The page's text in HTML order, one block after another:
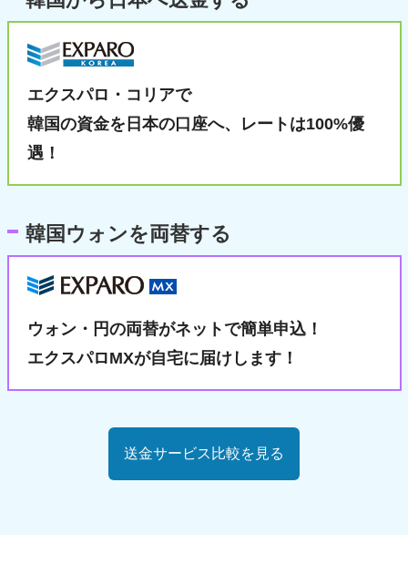
エクスパロ・コリアで
韓国の資金を日本の口座へ、
レートは100%優
遇！
韓国ウォンを両替する
ウォン・円の両替がネットで簡単申込！
エクスパロMXが自宅に届けします！
送金サービス比較を見る